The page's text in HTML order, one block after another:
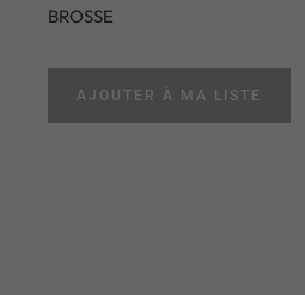
BROSSE
AJOUTER À MA LISTE